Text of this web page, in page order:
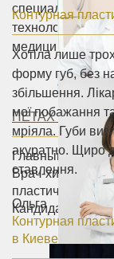
специалист в
технологий в
медицины.
ПЕТАХ
Главный врач
Врач-хирург
пластический
Кандидат
Контурная
Хотіла лише
форму губ, без
збільшення.
мої побажання
мріяла. Губи
акуратно. Щиро
ставлення.
Ольга
Контурная
в Киеве